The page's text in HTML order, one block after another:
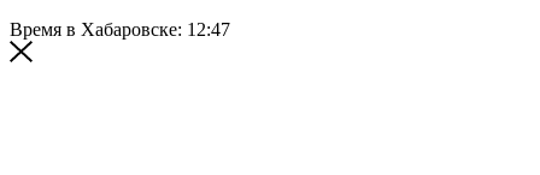
Время в Хабаровске: 12:47